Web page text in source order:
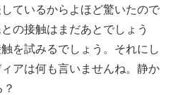
ているからよほど驚いたので
の接触はまだあとでしょう
を試みるでしょう。それにし
アは何も言いませんね。静か